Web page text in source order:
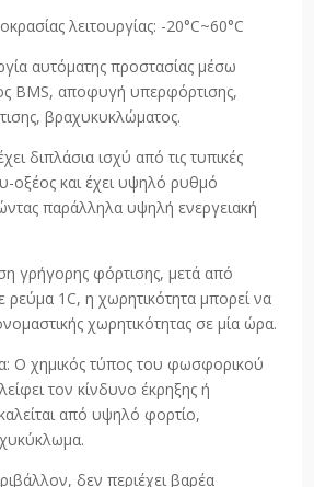
λειτουργίας: -20°C~60°C
αυτόματης προστασίας μέσω
BMS, αποφυγή υπερφόρτισης,
βραχυκυκλώματος.
διπλάσια ισχύ από τις τυπικές
οξέος και έχει υψηλό ρυθμό
παράλληλα υψηλή ενεργειακή
γρήγορης φόρτισης, μετά από
1C, η χωρητικότητα μπορεί να
χωρητικότητας σε μία ώρα.
Ο χημικός τύπος του φωσφορικού
τον κίνδυνο έκρηξης ή
από υψηλό φορτίο,
δεν περιέχει βαρέα